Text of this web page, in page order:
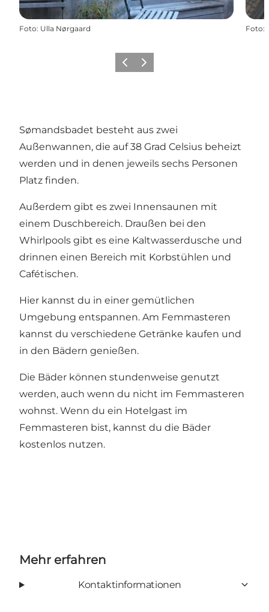
Foto: Ulla Nørgaard Foto:
ZurückWeiter
Sømandsbadet besteht aus zwei
Außenwannen, die auf 38 Grad Celsius beheizt
werden und in denen jeweils sechs Personen
Platz finden.
Außerdem gibt es zwei Innensaunen mit
einem Duschbereich. Draußen bei den
Whirlpools gibt es eine Kaltwasserdusche und
drinnen einen Bereich mit Korbstühlen und
Cafétischen.
Hier kannst du in einer gemütlichen
Umgebung entspannen. Am Femmasteren
kannst du verschiedene Getränke kaufen und
in den Bädern genießen.
Die Bäder können stundenweise genutzt
werden, auch wenn du nicht im Femmasteren
wohnst. Wenn du ein Hotelgast im
Femmasteren bist, kannst du die Bäder
kostenlos nutzen.
Mehr erfahren
Kontaktinformationen